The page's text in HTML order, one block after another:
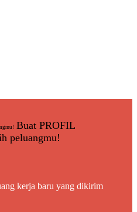
Buat PROFIL
peluangmu!
kerja baru yang dikirim